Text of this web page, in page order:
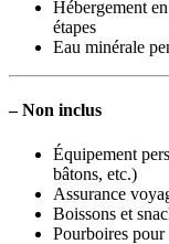
Hébergement
étapes
Eau minérale
–Non inclus
Équipement
bâtons, etc.)
Assurance
Boissons et
Pourboires